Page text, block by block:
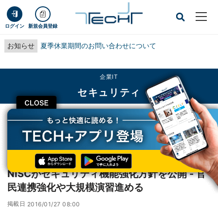
ログイン 新規会員登録
お知らせ 夏季休業期間のお問い合わせについて
CLOSE
企業IT
セキュリティ
TECH+ 企業IT
セキュリティ
NISCがセキュリティ機能強化方針を公開 - 官民連携強化や大規模演習進める
NISCがセキュリティ機能強化方針を公開 - 官
民連携強化や大規模演習進める
掲載日 2016/01/27 08:00